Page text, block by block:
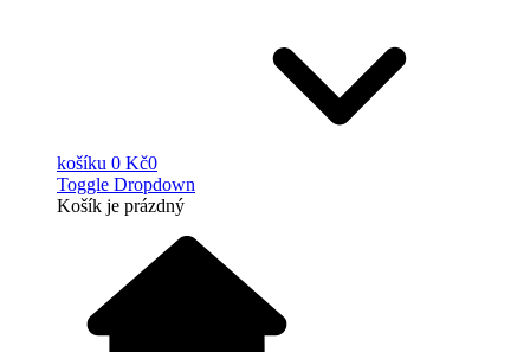
košíku 0 Kč0
Toggle Dropdown
Košík je prázdný